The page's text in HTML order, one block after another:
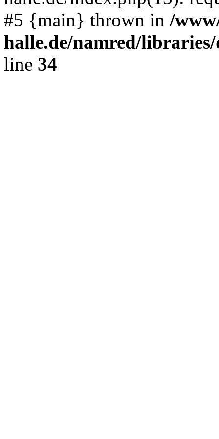
#5 {main} thrown in /
halle.de/namred/
line 34